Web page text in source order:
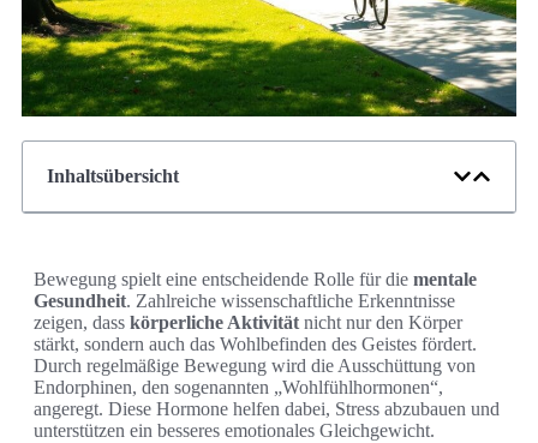
Inhaltsübersicht
Bewegung spielt eine entscheidende Rolle für die mentale
Gesundheit. Zahlreiche wissenschaftliche Erkenntnisse
zeigen, dass körperliche Aktivität nicht nur den Körper
stärkt, sondern auch das Wohlbefinden des Geistes fördert.
Durch regelmäßige Bewegung wird die Ausschüttung von
Endorphinen, den sogenannten „Wohlfühlhormonen“,
angeregt. Diese Hormone helfen dabei, Stress abzubauen und
unterstützen ein besseres emotionales Gleichgewicht.